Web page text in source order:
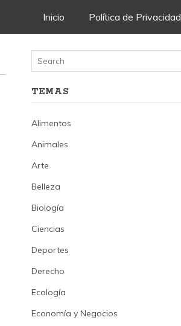
Skip
content
Inicio Política de Privacidad
TEMAS
Alimentos
Animales
Arte
Belleza
Biología
Ciencias
Deportes
Derecho
Ecología
Economía y Negocios